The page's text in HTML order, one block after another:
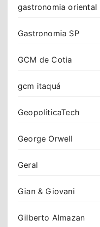
gastronomia oriental
Gastronomia SP
GCM de Cotia
gcm itaquá
GeopolíticaTech
George Orwell
Geral
Gian & Giovani
Gilberto Almazan